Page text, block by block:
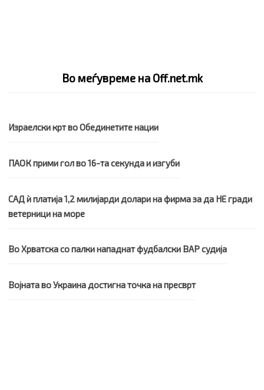
Во меѓувреме на Off.net.mk
Израелски крт во Обединетите нации
ПАОК прими гол во 16-та секунда и изгуби
САД ѝ платија 1,2 милијарди долари на фирма за да НЕ гради
ветерници на море
Во Хрватска со палки нападнат фудбалски ВАР судија
Војната во Украина достигна точка на пресврт